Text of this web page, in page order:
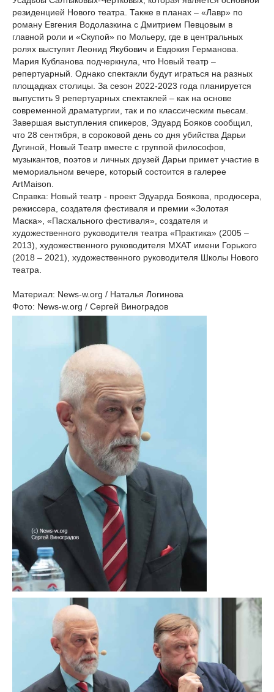
резиденцией Нового театра. Также в планах – «Лавр» по
роману Евгения Водолазкина с Дмитрием Певцовым в
главной роли и «Скупой» по Мольеру, где в центральных
ролях выступят Леонид Якубович и Евдокия Германова.
Мария Кубланова подчеркнула, что Новый театр –
репертуарный. Однако спектакли будут играться на разных
площадках столицы. За сезон 2022-2023 года планируется
выпустить 9 репертуарных спектаклей – как на основе
современной драматургии, так и по классическим пьесам.
Завершая выступления спикеров, Эдуард Бояков сообщил,
что 28 сентября, в сороковой день со дня убийства Дарьи
Дугиной, Новый Театр вместе с группой философов,
музыкантов, поэтов и личных друзей Дарьи примет участие в
мемориальном вечере, который состоится в галерее
ArtMaison.
Справка: Новый театр - проект Эдуарда Боякова, продюсера,
режиссера, создателя фестиваля и премии «Золотая
Маска», «Пасхального фестиваля», создателя и
художественного руководителя театра «Практика» (2005 –
2013), художественного руководителя МХАТ имени Горького
(2018 – 2021), художественного руководителя Школы Нового
театра.
Материал: News-w.org / Наталья Логинова
Фото: News-w.org / Сергей Виноградов